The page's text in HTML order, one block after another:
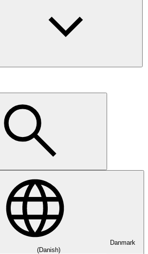
Danmark
(Danish)